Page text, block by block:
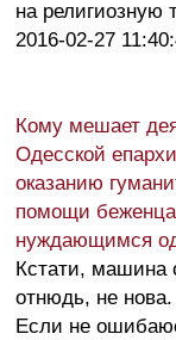
на
2016-02-27
Кому мешает
Одесской
оказанию
помощи
нуждающимся
Кстати, машина
отнюдь, не нова.
Если не